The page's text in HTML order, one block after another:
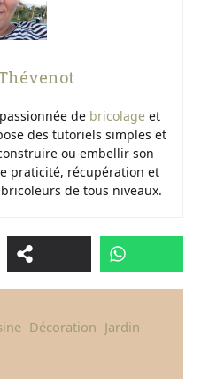
de bricolage et
des tutoriels simples et
ou embellir son
praticité, récupération et
de tous niveaux.
Décoration Jardin